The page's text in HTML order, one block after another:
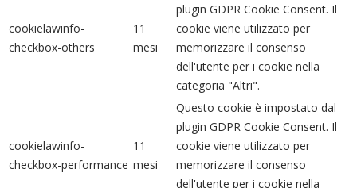
cookielawinfo-
checkbox-others
11
mesi
plugin GDPR Cookie Consent. Il
cookie viene utilizzato per
memorizzare il consenso
dell'utente per i cookie nella
categoria "Altri".
cookielawinfo-
checkbox-performance
11
mesi
Questo cookie è impostato dal
plugin GDPR Cookie Consent. Il
cookie viene utilizzato per
memorizzare il consenso
dell'utente per i cookie nella